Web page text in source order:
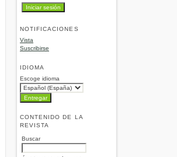
NOTIFICACIONES
Vista
Suscribirse
IDIOMA
Escoge idioma
CONTENIDO DE LA
REVISTA
Buscar